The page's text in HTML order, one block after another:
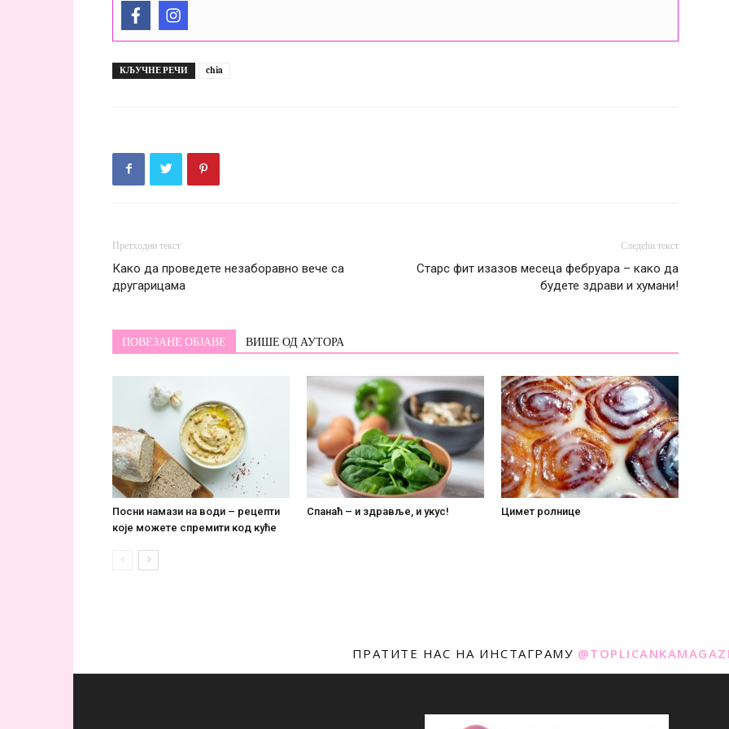
КЉУЧНЕ РЕЧИ chia
Претходни текст
Како да проведете незаборавно вече са
другарицама
Следећи текст
Старс фит изазов месеца фебруара – како да
будете здрави и хумани!
ПОВЕЗАНЕ ОБЈАВЕ ВИШЕ ОД АУТОРА
Посни намази на води – рецепти
које можете спремити код куће
Спанаћ – и здравље, и укус! Цимет ролнице
ПРАТИТЕ НАС НА ИНСТАГРАМУ